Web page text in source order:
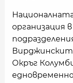
организация
Окръг